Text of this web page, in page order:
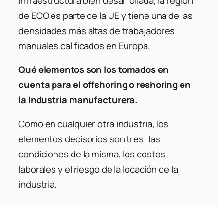
de ECO es parte de la UE y tiene una de las
densidades más altas de trabajadores
manuales calificados en Europa.
Qué elementos son los tomados en
cuenta para el offshoring o reshoring en
la Industria manufacturera.
Como en cualquier otra industria, los
elementos decisorios son tres: las
condiciones de la misma, los costos
laborales y el riesgo de la locación de la
industria.